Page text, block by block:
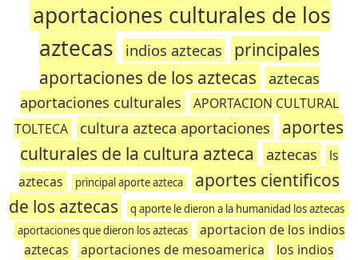
aportaciones culturales de los
aztecas
indios aztecas
principales
aportaciones de los aztecas
aztecas
aportaciones culturales
APORTACION CULTURAL
TOLTECA
cultura azteca aportaciones
aportes
culturales de la cultura azteca
aztecas
ls
aztecas
principal aporte azteca
aportes cientificos
de los aztecas
q aporte le dieron a la humanidad los aztecas
aportaciones que dieron los aztecas
aportacion de los indios
aztecas
aportaciones de mesoamerica
los indios